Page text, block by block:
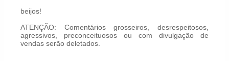
beijos!
ATENÇÃO: Comentários grosseiros, desrespeitosos,
agressivos, preconceituosos ou com divulgação de
vendas serão deletados.